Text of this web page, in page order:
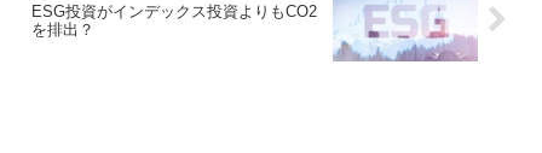
ESG投資がインデックス投資よりもCO2
を排出？